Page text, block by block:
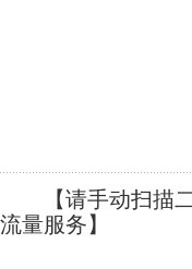
【请手动扫描二
流量服务】